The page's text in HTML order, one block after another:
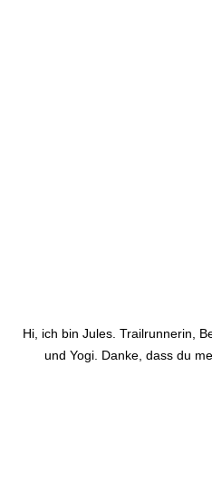
Hi, ich bin Jules. Trailrunnerin,
und Yogi. Danke, dass du